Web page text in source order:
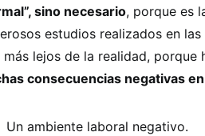
sino necesario, porque es
estudios realizados en
más lejos de la realidad, porque
consecuencias negativas
Un ambiente laboral negativo.